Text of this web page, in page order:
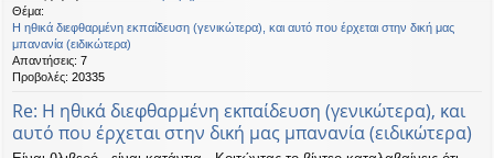
Θέμα:
Η ηθικά διεφθαρμένη εκπαίδευση (γενικώτερα), και αυτό που έρχεται στην δική μας
μπανανία (ειδικώτερα)
Απαντήσεις: 7
Προβολές: 20335
Re: Η ηθικά διεφθαρμένη εκπαίδευση (γενικώτερα), και
αυτό που έρχεται στην δική μας μπανανία (ειδικώτερα)